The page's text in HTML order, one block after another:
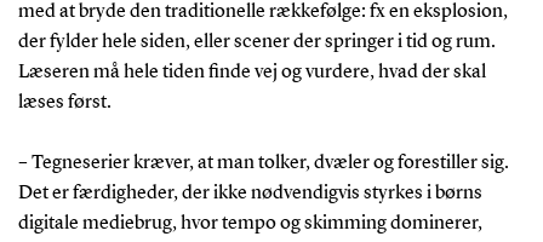
med at bryde den traditionelle rækkefølge: fx en eksplosion,
der fylder hele siden, eller scener der springer i tid og rum.
Læseren må hele tiden finde vej og vurdere, hvad der skal
læses først.
– Tegneserier kræver, at man tolker, dvæler og forestiller sig.
Det er færdigheder, der ikke nødvendigvis styrkes i børns
digitale mediebrug, hvor tempo og skimming dominerer,